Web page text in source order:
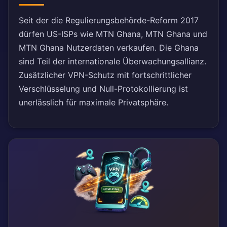
Seit der die Regulierungsbehörde-Reform 2017
dürfen US-ISPs wie MTN Ghana, MTN Ghana und
MTN Ghana Nutzerdaten verkaufen. Die Ghana
sind Teil der internationale Überwachungsallianz.
Zusätzlicher VPN-Schutz mit fortschrittlicher
Verschlüsselung und Null-Protokollierung ist
unerlässlich für maximale Privatsphäre.